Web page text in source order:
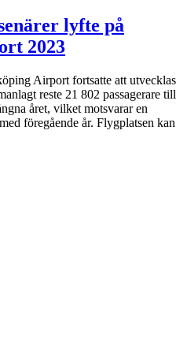
lyfte på
2023
Airport fortsatte att utvecklas
reste 21 802 passagerare till
året, vilket motsvarar en
föregående år. Flygplatsen kan